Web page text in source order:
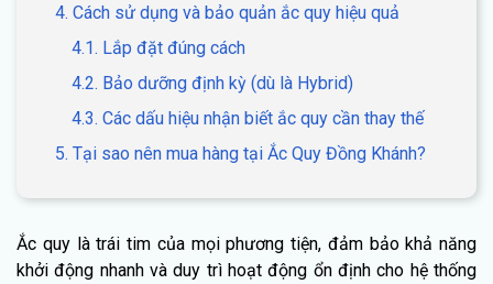
4. Cách sử dụng và bảo quản ắc quy hiệu quả
4.1. Lắp đặt đúng cách
4.2. Bảo dưỡng định kỳ (dù là Hybrid)
4.3. Các dấu hiệu nhận biết ắc quy cần thay thế
5. Tại sao nên mua hàng tại Ắc Quy Đồng Khánh?
Ắc quy là trái tim của mọi phương tiện, đảm bảo khả năng
khởi động nhanh và duy trì hoạt động ổn định cho hệ thống